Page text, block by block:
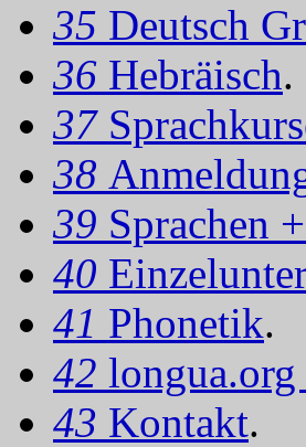
35 Deutsch
36 Hebräisch.
37
38
39 Sprachen
40
41 Phonetik.
42
43 Kontakt.